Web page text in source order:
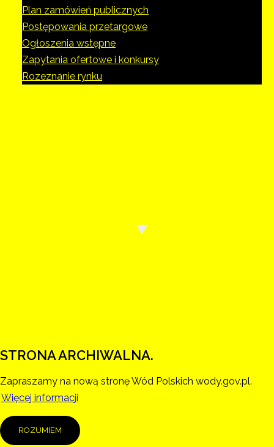
Plan zamówień publicznych
Postępowania przetargowe
Ogłoszenia wstępne
Zapytania ofertowe i konkursy
Rozeznanie rynku
STRONA ARCHIWALNA.
Zapraszamy na nową stronę Wód Polskich wody.gov.pl.
Więcej informacji
ROZUMIEM